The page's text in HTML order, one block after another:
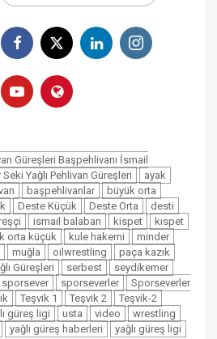
Güreşleri Başpehlivanı İsmail
Yağlı Pehlivan Güreşleri
ayak
başpehlivanlar
büyük orta
Deste Küçük Deste Orta
desti
ismail balaban kispet
kıspet
orta küçük kule hakemi
minder
muğla oilwrestling
paça kazık
Güreşleri serbest
seydikemer
sporsever sporseverler
Sporseverler
Teşvik 1 Teşvik 2
Teşvik-2
güreş ligi usta video
wrestling
yağlı güreş haberleri
yağlı güreş ligi